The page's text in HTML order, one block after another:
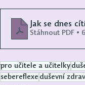
Jak se dnes
Stáhnout PDF •
pro učitele a učitelky
sebereflexe duševní